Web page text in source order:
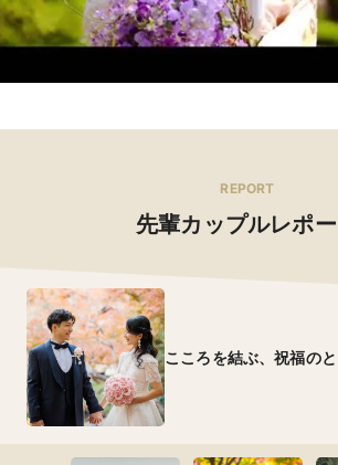
REPORT
先輩カップルレポー
こころを結ぶ、祝福のと